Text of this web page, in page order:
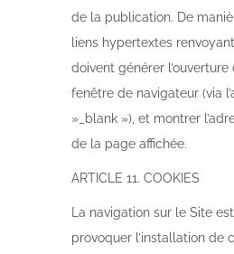
de la publication. De
liens hypertextes
doivent générer l’ouverture
fenêtre de navigateur (via
»_blank »), et montrer
de la page affichée.
ARTICLE 11. COOKIES
La navigation sur le Site
provoquer l’installation de